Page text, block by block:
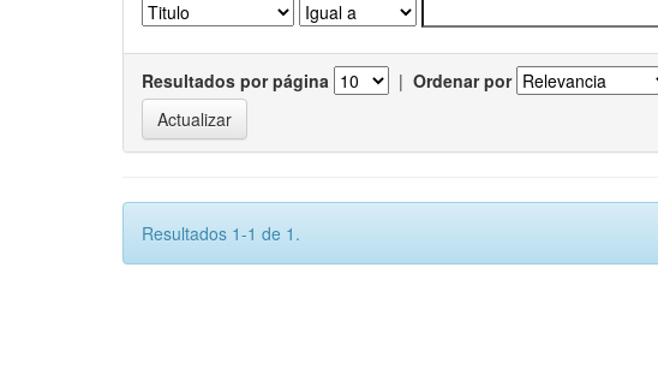
Resultados por página | Ordenar por
Resultados 1-1 de 1.